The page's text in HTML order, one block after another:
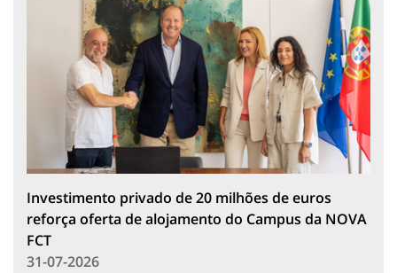
Investimento privado de 20 milhões de euros
reforça oferta de alojamento do Campus da NOVA
FCT
31-07-2026